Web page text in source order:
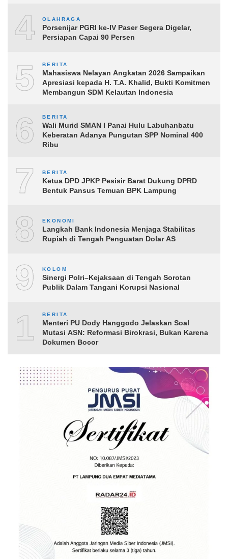
4 OLAHRAGA
Porsenijar PGRI ke-IV Paser Segera Digelar,
Persiapan Capai 90 Persen
5 BERITA
Mahasiswa Nelayan Angkatan 2026 Sampaikan
Apresiasi kepada H. T.A. Khalid, Bukti Komitmen
Membangun SDM Kelautan Indonesia
6 BERITA
Wali Murid SMAN I Panai Hulu Labuhanbatu
Keberatan Adanya Pungutan SPP Nominal 400
Ribu
7 BERITA
Ketua DPD JPKP Pesisir Barat Dukung DPRD
Bentuk Pansus Temuan BPK Lampung
8 EKONOMI
Langkah Bank Indonesia Menjaga Stabilitas
Rupiah di Tengah Penguatan Dolar AS
9 KOLOM
Sinergi Polri–Kejaksaan di Tengah Sorotan
Publik Dalam Tangani Korupsi Nasional
10BERITA
Menteri PU Dody Hanggodo Jelaskan Soal
Mutasi ASN: Reformasi Birokrasi, Bukan Karena
Dokumen Bocor